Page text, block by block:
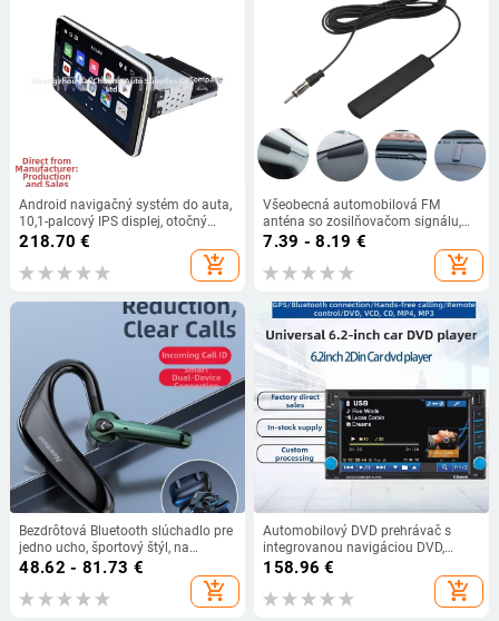
Android navigačný systém do auta,
10,1-palcový IPS displej, otočný
360° displej, MP5 prehrávač,
Bluetooth pripojenie k telefónu,
univerzálne pre viaceré modely
218.70 €
add_shopping_cart
Všeobecná automobilová FM
anténa so zosilňovačom signálu,
dĺžka 3 m alebo 5 m, pre lode a
vozidlá, RV zosilnenie signálu
7.39 - 8.19 €
add_shopping_cart
Bezdrôtová Bluetooth slúchadlo pre
jedno ucho, športový štýl, na
šoférovanie, potlačenie šumu, dlhá
48.62 - 81.73 €
add_shopping_cart
Automobilový DVD prehrávač s
integrovanou navigáciou DVD,
Windows OS, rozlíšenie 800x480,
158.96 €
add_shopping_cart